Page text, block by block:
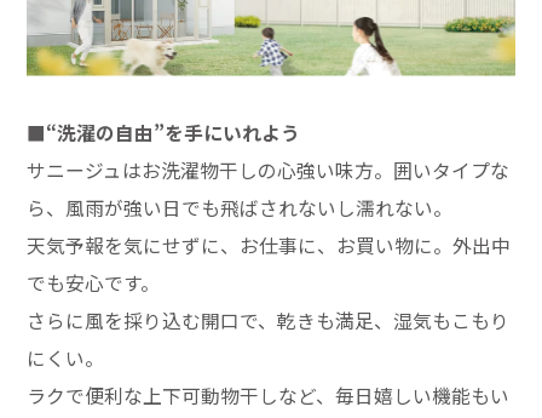
■“洗濯の自由”を手にいれよう
サニージュはお洗濯物干しの心強い味方。囲いタイプな
ら、風雨が強い日でも飛ばされないし濡れない。
天気予報を気にせずに、お仕事に、お買い物に。外出中
でも安心です。
さらに風を採り込む開口で、乾きも満足、湿気もこもり
にくい。
ラクで便利な上下可動物干しなど、毎日嬉しい機能もい